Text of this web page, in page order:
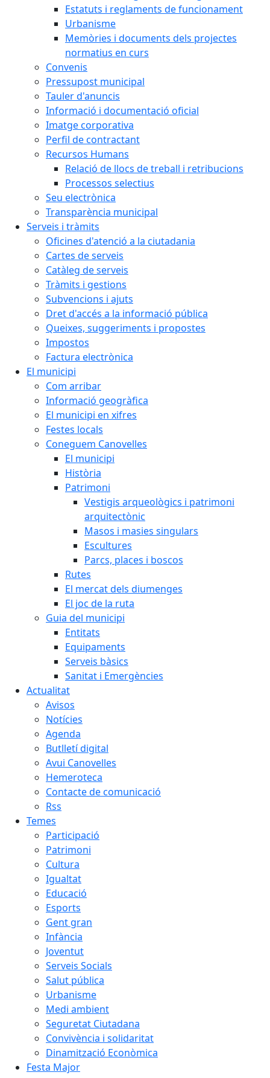
Estatuts i reglaments de funcionament
Urbanisme
Memòries i documents dels projectes
normatius en curs
Convenis
Pressupost municipal
Tauler d'anuncis
Informació i documentació oficial
Imatge corporativa
Perfil de contractant
Recursos Humans
Relació de llocs de treball i retribucions
Processos selectius
Seu electrònica
Transparència municipal
Serveis i tràmits
Oficines d'atenció a la ciutadania
Cartes de serveis
Catàleg de serveis
Tràmits i gestions
Subvencions i ajuts
Dret d'accés a la informació pública
Queixes, suggeriments i propostes
Impostos
Factura electrònica
El municipi
Com arribar
Informació geogràfica
El municipi en xifres
Festes locals
Coneguem Canovelles
El municipi
Història
Patrimoni
Vestigis arqueològics i patrimoni
arquitectònic
Masos i masies singulars
Escultures
Parcs, places i boscos
Rutes
El mercat dels diumenges
El joc de la ruta
Guia del municipi
Entitats
Equipaments
Serveis bàsics
Sanitat i Emergències
Actualitat
Avisos
Notícies
Agenda
Butlletí digital
Avui Canovelles
Hemeroteca
Contacte de comunicació
Rss
Temes
Participació
Patrimoni
Cultura
Igualtat
Educació
Esports
Gent gran
Infància
Joventut
Serveis Socials
Salut pública
Urbanisme
Medi ambient
Seguretat Ciutadana
Convivència i solidaritat
Dinamització Econòmica
Festa Major